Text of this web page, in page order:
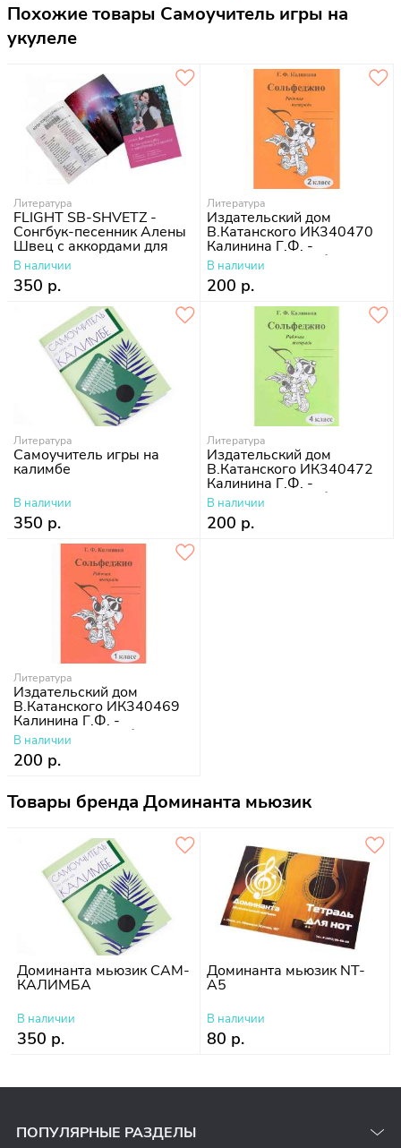
Похожие товары Самоучитель игры на
укулеле
Литература
FLIGHT SB-SHVETZ -
Сонгбук-песенник Алены
Швец с аккордами для
укулеле
В наличии
350 р.
Литература
Издательский дом
В.Катанского ИК340470
Калинина Г.Ф. -
Сольфеджио. Рабочая
тетрадь. 2 класс
В наличии
200 р.
Литература
Самоучитель игры на
калимбе
В наличии
350 р.
Литература
Издательский дом
В.Катанского ИК340472
Калинина Г.Ф. -
Сольфеджио. Рабочая
тетрадь. 4 класс
В наличии
200 р.
Литература
Издательский дом
В.Катанского ИК340469
Калинина Г.Ф. -
Сольфеджио. Рабочая
тетрадь
В наличии
200 р.
Товары бренда Доминанта мьюзик
Доминанта мьюзик САМ-
КАЛИМБА
В наличии
350 р.
Доминанта мьюзик NT-
A5
В наличии
80 р.
ПОПУЛЯРНЫЕ РАЗДЕЛЫ